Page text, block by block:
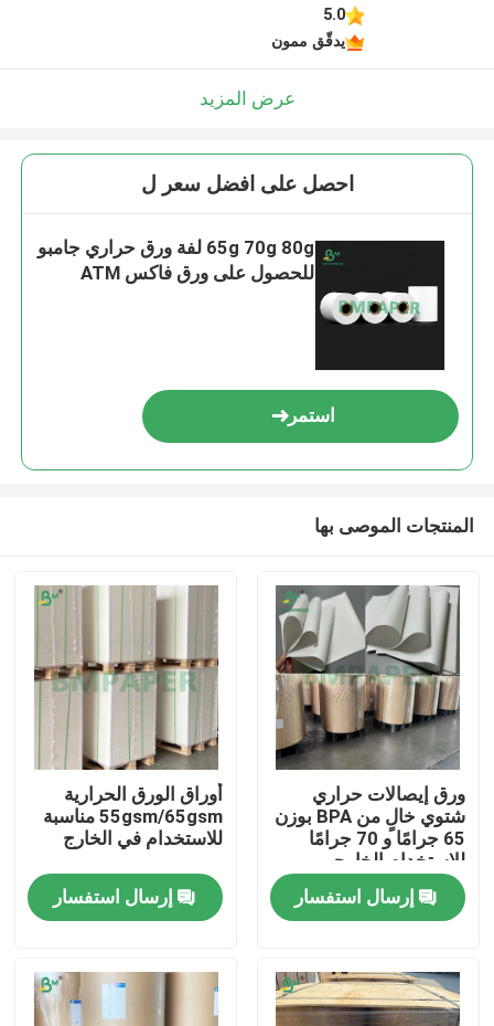
منزل
5.0
يدقّق ممون
عرض المزيد
احصل على افضل سعر ل
65g 70g 80g لفة ورق حراري جامبو
للحصول على ورق فاكس ATM
استمر
المنتجات الموصى بها
ورق إيصالات حراري
شتوي خالٍ من BPA بوزن
65 جرامًا و 70 جرامًا
للاستخدام الخارجي،
مقاس 800 مم و 900 مم
إرسال استفسار
أوراق الورق الحرارية
55gsm/65gsm مناسبة
للاستخدام في الخارج
إرسال استفسار